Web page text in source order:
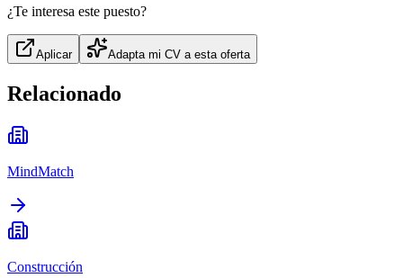
¿Te interesa este puesto?
Aplicar Adapta mi CV a esta oferta
Relacionado
MindMatch
Construcción